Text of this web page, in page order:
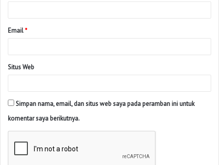
Email*
Situs Web
Simpan nama, email, dan situs web saya pada peramban ini untuk
komentar saya berikutnya.